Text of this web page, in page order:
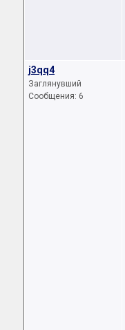
j3qq4
Заглянувший
Сообщения: 6